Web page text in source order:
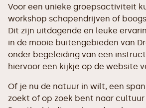
Voor een unieke groepsactiviteit
workshop schapendrijven of
Dit zijn uitdagende en leuke
in de mooie buitengebieden van
onder begeleiding van een
hiervoor een kijkje op de website
Of je nu de natuur in wilt, een
zoekt of op zoek bent naar cultuur